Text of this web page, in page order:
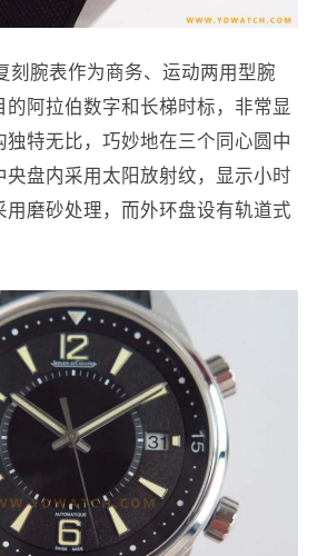
刻腕表作为商务、运动两用型腕
的阿拉伯数字和长梯时标，非常显
独特无比，巧妙地在三个同心圆中
央盘内采用太阳放射纹，显示小时
用磨砂处理，而外环盘设有轨道式